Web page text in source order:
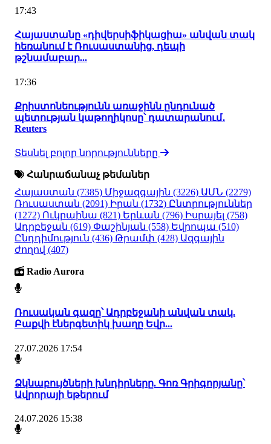
17:43
Հայաստանը «դիվերսիֆիկացիա» անվան տակ
հեռանում է Ռուսաստանից, դեպի
թշնամաբար...
17:36
Քրիստոնեությունն առաջինն ընդունած
պետության կաթողիկոսը՝ դատարանում․
Reuters
Տեսնել բոլոր նորությունները
Հանրաճանաչ թեմաներ
Հայաստան (7385) Միջազգային (3226) ԱՄՆ (2279)
Ռուսաստան (2091) Իրան (1732) Ընտրություններ
(1272) Ուկրաինա (821) Երևան (796) Իսրայել (758)
Ադրբեջան (619) Փաշինյան (558) Եվրոպա (510)
Ընդդիմություն (436) Թրամփ (428) Ազգային
ժողով (407)
Radio Aurora
Ռուսական գազը՝ Ադրբեջանի անվան տակ.
Բաքվի էներգետիկ խաղը Եվր...
27.07.2026 17:54
Ձկնաբույծների խնդիրները. Գոռ Գրիգորյանը՝
Ավրորայի եթերում
24.07.2026 15:38